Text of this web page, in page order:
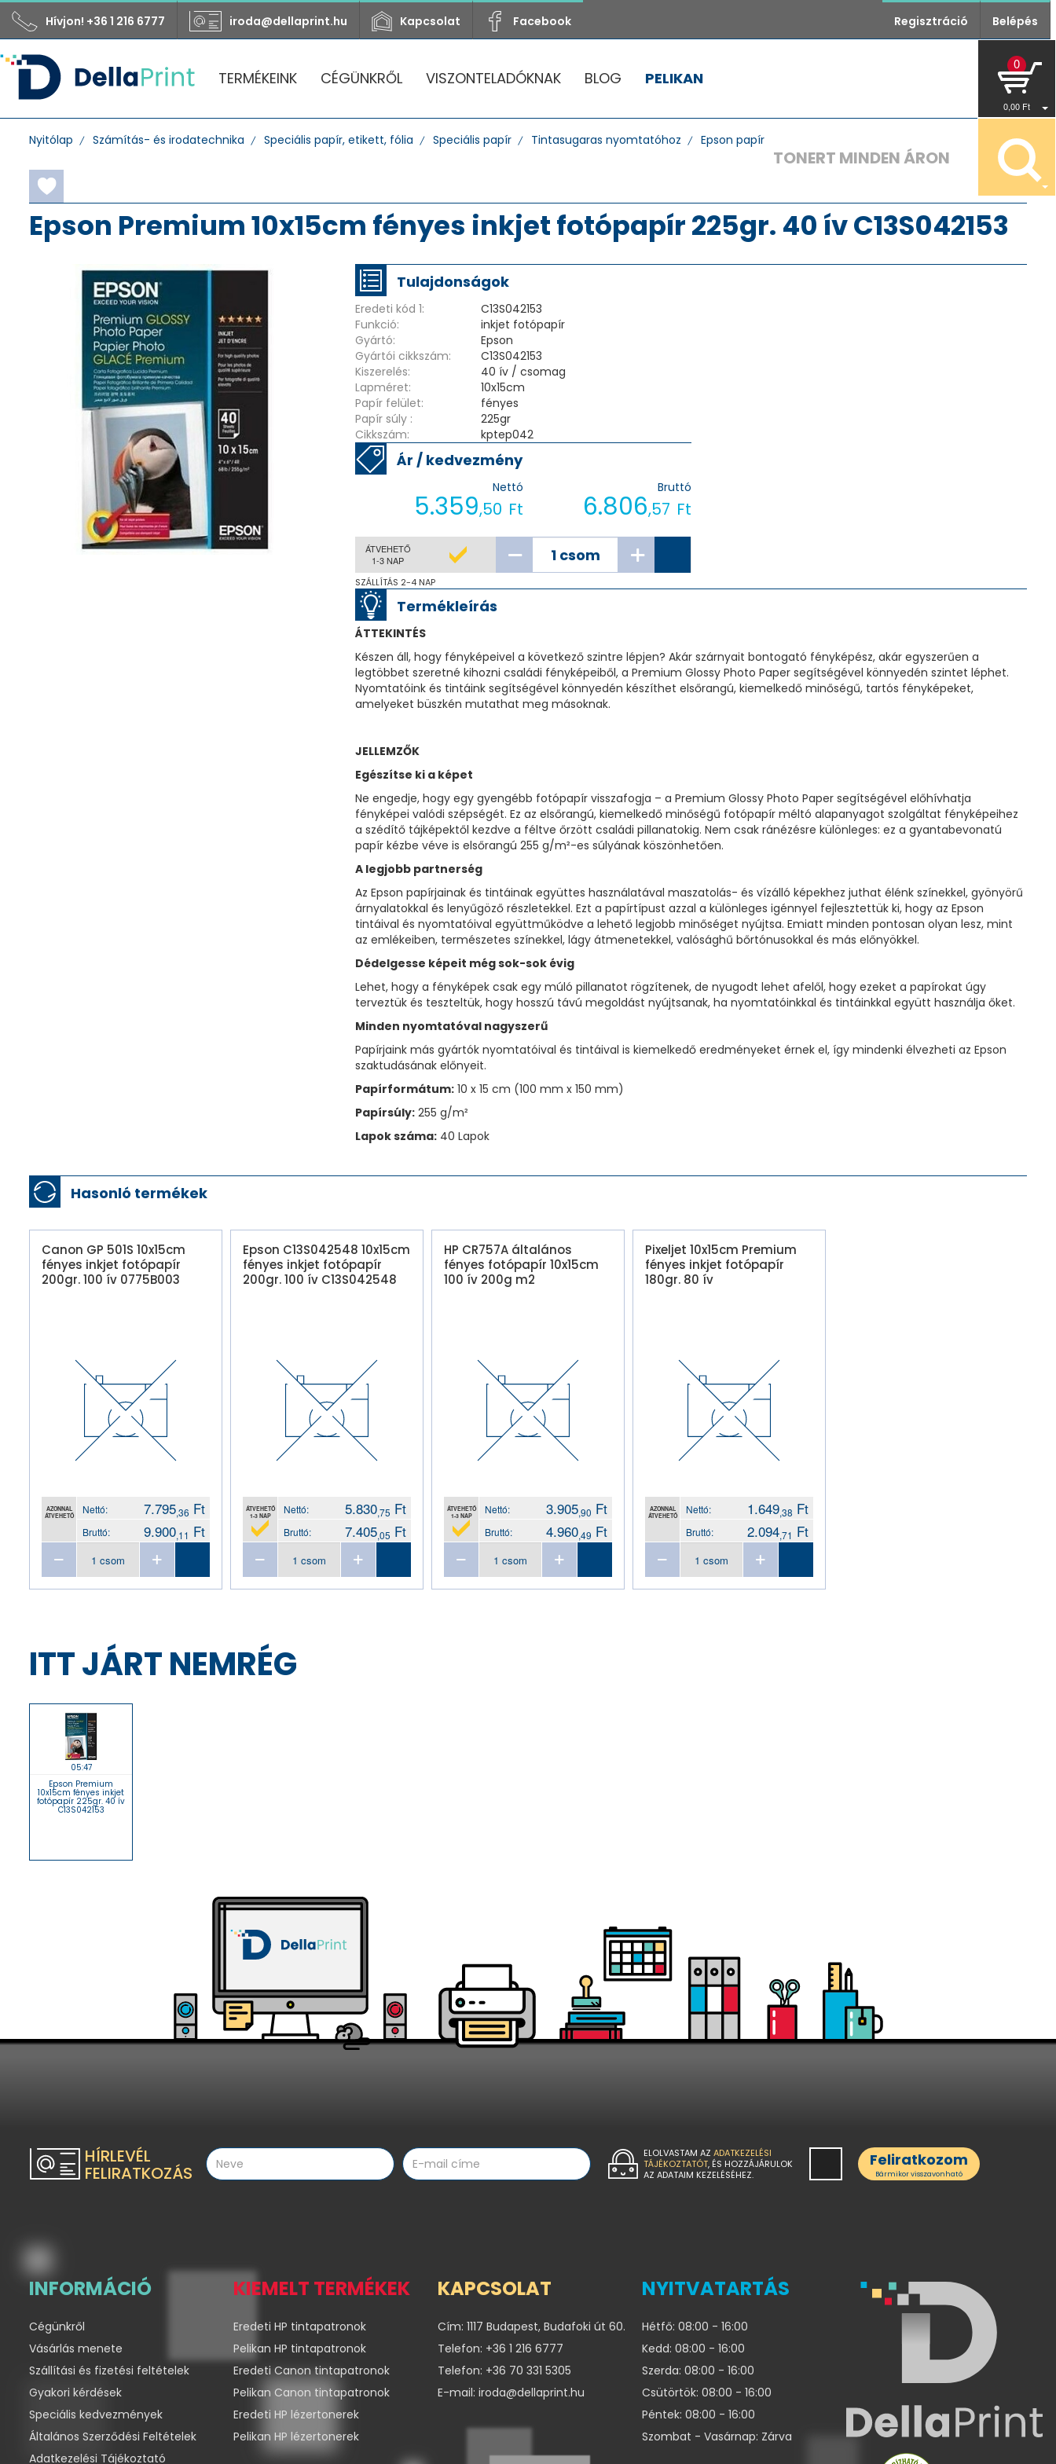
Hívjon! +36 1 216 6777 iroda@dellaprint.hu Kapcsolat Facebook Regisztráció Belépés
TERMÉKEINK CÉGÜNKRŐL VISZONTELADÓKNAK BLOG PELIKAN
0
0,00 Ft
TONERT MINDEN ÁRON
Nyitólap Számítás- és irodatechnika Speciális papír, etikett, fólia Speciális papír Tintasugaras nyomtatóhoz Epson papír
Epson Premium 10x15cm fényes inkjet fotópapír 225gr. 40 ív C13S042153
Tulajdonságok
Eredeti kód 1:
C13S042153
Funkció:
inkjet fotópapír
Gyártó:
Epson
Gyártói cikkszám:
C13S042153
Kiszerelés:
40 ív / csomag
Lapméret:
10x15cm
Papír felület:
fényes
Papír súly :
225gr
Cikkszám:
kptep042
Ár / kedvezmény
Nettó
5.359,50 Ft
Bruttó
6.806,57 Ft
ÁTVEHETŐ
1-3 NAP
SZÁLLÍTÁS 2-4 NAP
Termékleírás
ÁTTEKINTÉS
Készen áll, hogy fényképeivel a következő szintre lépjen? Akár szárnyait bontogató fényképész, akár egyszerűen a
legtöbbet szeretné kihozni családi fényképeiből, a Premium Glossy Photo Paper segítségével könnyedén szintet léphet.
Nyomtatóink és tintáink segítségével könnyedén készíthet elsőrangú, kiemelkedő minőségű, tartós fényképeket,
amelyeket büszkén mutathat meg másoknak.
JELLEMZŐK
Egészítse ki a képet
Ne engedje, hogy egy gyengébb fotópapír visszafogja – a Premium Glossy Photo Paper segítségével előhívhatja
fényképei valódi szépségét. Ez az elsőrangú, kiemelkedő minőségű fotópapír méltó alapanyagot szolgáltat fényképeihez
a szédítő tájképektől kezdve a féltve őrzött családi pillanatokig. Nem csak ránézésre különleges: ez a gyantabevonatú
papír kézbe véve is elsőrangú 255 g/m²-es súlyának köszönhetően.
A legjobb partnerség
Az Epson papírjainak és tintáinak együttes használatával maszatolás- és vízálló képekhez juthat élénk színekkel, gyönyörű
árnyalatokkal és lenyűgöző részletekkel. Ezt a papírtípust azzal a különleges igénnyel fejlesztettük ki, hogy az Epson
tintáival és nyomtatóival együttműködve a lehető legjobb minőséget nyújtsa. Emiatt minden pontosan olyan lesz, mint
az emlékeiben, természetes színekkel, lágy átmenetekkel, valósághű bőrtónusokkal és más előnyökkel.
Dédelgesse képeit még sok-sok évig
Lehet, hogy a fényképek csak egy múló pillanatot rögzítenek, de nyugodt lehet afelől, hogy ezeket a papírokat úgy
terveztük és teszteltük, hogy hosszú távú megoldást nyújtsanak, ha nyomtatóinkkal és tintáinkkal együtt használja őket.
Minden nyomtatóval nagyszerű
Papírjaink más gyártók nyomtatóival és tintáival is kiemelkedő eredményeket érnek el, így mindenki élvezheti az Epson
szaktudásának előnyeit.
Papírformátum: 10 x 15 cm (100 mm x 150 mm)
Papírsúly: 255 g/m²
Lapok száma: 40 Lapok
Hasonló termékek
Canon GP 501S 10x15cm
fényes inkjet fotópapír
200gr. 100 ív 0775B003
AZONNAL
ÁTVEHETŐ
Nettó: 7.795,36 Ft
Bruttó: 9.900,11 Ft
Epson C13S042548 10x15cm
fényes inkjet fotópapír
200gr. 100 ív C13S042548
ÁTVEHETŐ
1-3 NAP
Nettó: 5.830,75 Ft
Bruttó: 7.405,05 Ft
HP CR757A általános
fényes fotópapír 10x15cm
100 ív 200g m2
ÁTVEHETŐ
1-3 NAP
Nettó: 3.905,90 Ft
Bruttó: 4.960,49 Ft
Pixeljet 10x15cm Premium
fényes inkjet fotópapír
180gr. 80 ív
AZONNAL
ÁTVEHETŐ
Nettó: 1.649,38 Ft
Bruttó: 2.094,71 Ft
ITT JÁRT NEMRÉG
05:47
Epson Premium
10x15cm fényes inkjet
fotópapír 225gr. 40 ív
C13S042153
HÍRLEVÉL
FELIRATKOZÁS
ELOLVASTAM AZ ADATKEZELÉSI
TÁJÉKOZTATÓT, ÉS HOZZÁJÁRULOK
AZ ADATAIM KEZELÉSÉHEZ.
Feliratkozom
Bármikor visszavonható
INFORMÁCIÓ
Cégünkről
Vásárlás menete
Szállítási és fizetési feltételek
Gyakori kérdések
Speciális kedvezmények
Általános Szerződési Feltételek
Adatkezelési Tájékoztató
KIEMELT TERMÉKEK
Eredeti HP tintapatronok
Pelikan HP tintapatronok
Eredeti Canon tintapatronok
Pelikan Canon tintapatronok
Eredeti HP lézertonerek
Pelikan HP lézertonerek
KAPCSOLAT
Cím: 1117 Budapest, Budafoki út 60.
Telefon: +36 1 216 6777
Telefon: +36 70 331 5305
E-mail: iroda@dellaprint.hu
NYITVATARTÁS
Hétfő: 08:00 - 16:00
Kedd: 08:00 - 16:00
Szerda: 08:00 - 16:00
Csütörtök: 08:00 - 16:00
Péntek: 08:00 - 16:00
Szombat - Vasárnap: Zárva